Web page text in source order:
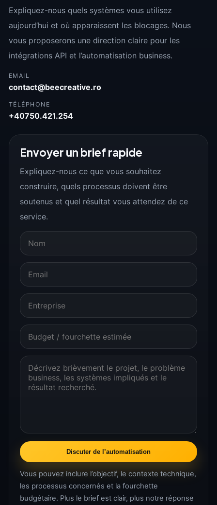
Expliquez-nous quels systèmes vous utilisez
aujourd’hui et où apparaissent les blocages. Nous
vous proposerons une direction claire pour les
intégrations API et l’automatisation business.
EMAIL
contact@beecreative.ro
TÉLÉPHONE
+40750.421.254
Envoyer un brief rapide
Expliquez-nous ce que vous souhaitez
construire, quels processus doivent être
soutenus et quel résultat vous attendez de ce
service.
Discuter de l’automatisation
Vous pouvez inclure l’objectif, le contexte technique,
les processus concernés et la fourchette
budgétaire. Plus le brief est clair, plus notre réponse